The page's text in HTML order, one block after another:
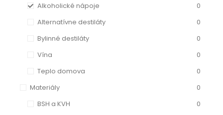
Alkoholické nápoje
0
Alternatívne destiláty
0
Bylinné destiláty
0
Vína
0
Teplo domova
0
Materiály
0
BSH a KVH
0